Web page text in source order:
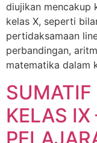
diujikan mencakup
kelas X, seperti
pertidaksamaan
perbandingan,
matematika dalam
SUMATIF
KELAS IX